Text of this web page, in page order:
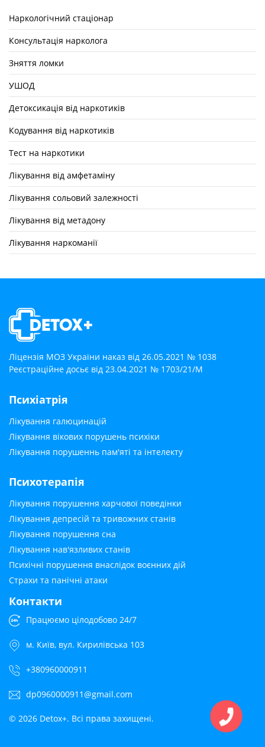
Наркологічний стаціонар
Консультація нарколога
Зняття ломки
УШОД
Детоксикація від наркотиків
Кодування від наркотиків
Тест на наркотики
Лікування від амфетаміну
Лікування сольовий залежності
Лікування від метадону
Лікування наркоманії
Ліцензія МОЗ України наказ від 26.05.2021 № 1038
Реєстраційне досьє від 23.04.2021 № 1703/21/М
Психіатрія
Лікування галюцинацій
Лікування вікових порушень психіки
Лікування порушеннь пам'яті та інтелекту
Психотерапія
Лікування порушення харчової поведінки
Лікування депресій та тривожних станів
Лікування порушення сна
Лікування нав'язливих станів
Психічні порушення внаслідок воєнних дій
Страхи та панічні атаки
Контакти
Працюємо цілодобово 24/7
м. Київ, вул. Кирилівська 103
+380960000911
dp0960000911@gmail.com
© 2026 Detox+. Всі права захищені.